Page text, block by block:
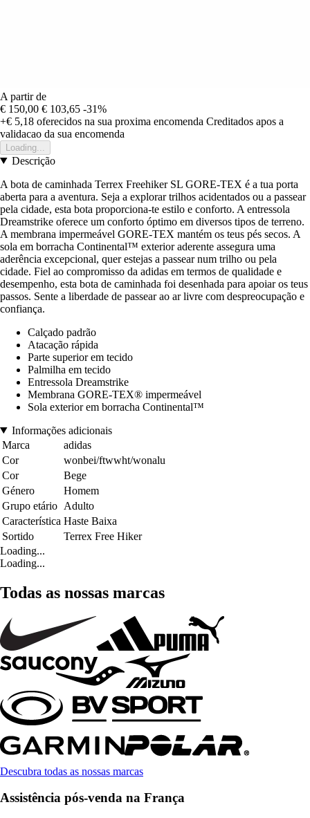
A partir de
€ 150,00 € 103,65 -31%
+€ 5,18 oferecidos na sua proxima encomenda Creditados apos a
validacao da sua encomenda
Loading...
Descrição
A bota de caminhada Terrex Freehiker SL GORE-TEX é a tua porta
aberta para a aventura. Seja a explorar trilhos acidentados ou a passear
pela cidade, esta bota proporciona-te estilo e conforto. A entressola
Dreamstrike oferece um conforto óptimo em diversos tipos de terreno.
A membrana impermeável GORE-TEX mantém os teus pés secos. A
sola em borracha Continental™ exterior aderente assegura uma
aderência excepcional, quer estejas a passear num trilho ou pela
cidade. Fiel ao compromisso da adidas em termos de qualidade e
desempenho, esta bota de caminhada foi desenhada para apoiar os teus
passos. Sente a liberdade de passear ao ar livre com despreocupação e
confiança.
Calçado padrão
Atacação rápida
Parte superior em tecido
Palmilha em tecido
Entressola Dreamstrike
Membrana GORE-TEX® impermeável
Sola exterior em borracha Continental™
Informações adicionais
Marca
adidas
Cor
wonbei/ftwwht/wonalu
Cor
Bege
Género
Homem
Grupo etário Adulto
Característica Haste Baixa
Sortido
Terrex Free Hiker
Loading...
Loading...
Todas as nossas marcas
Descubra todas as nossas marcas
Assistência pós-venda na França